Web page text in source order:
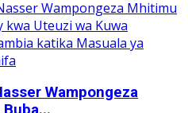
Wampongeza